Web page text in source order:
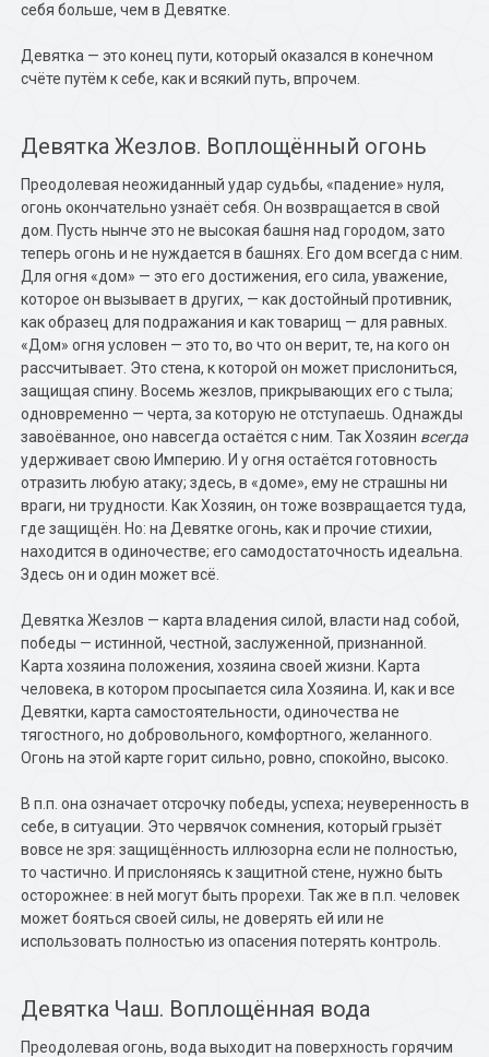
себя больше, чем в Девятке.
Девятка — это конец пути, который оказался в конечном
счёте путём к себе, как и всякий путь, впрочем.
Девятка Жезлов. Воплощённый огонь
Преодолевая неожиданный удар судьбы, «падение» нуля,
огонь окончательно узнаёт себя. Он возвращается в свой
дом. Пусть нынче это не высокая башня над городом, зато
теперь огонь и не нуждается в башнях. Его дом всегда с ним.
Для огня «дом» — это его достижения, его сила, уважение,
которое он вызывает в других, — как достойный противник,
как образец для подражания и как товарищ — для равных.
«Дом» огня условен — это то, во что он верит, те, на кого он
рассчитывает. Это стена, к которой он может прислониться,
защищая спину. Восемь жезлов, прикрывающих его с тыла;
одновременно — черта, за которую не отступаешь. Однажды
завоёванное, оно навсегда остаётся с ним. Так Хозяин всегда
удерживает свою Империю. И у огня остаётся готовность
отразить любую атаку; здесь, в «доме», ему не страшны ни
враги, ни трудности. Как Хозяин, он тоже возвращается туда,
где защищён. Но: на Девятке огонь, как и прочие стихии,
находится в одиночестве; его самодостаточность идеальна.
Здесь он и один может всё.
Девятка Жезлов — карта владения силой, власти над собой,
победы — истинной, честной, заслуженной, признанной.
Карта хозяина положения, хозяина своей жизни. Карта
человека, в котором просыпается сила Хозяина. И, как и все
Девятки, карта самостоятельности, одиночества не
тягостного, но добровольного, комфортного, желанного.
Огонь на этой карте горит сильно, ровно, спокойно, высоко.
В п.п. она означает отсрочку победы, успеха; неуверенность в
себе, в ситуации. Это червячок сомнения, который грызёт
вовсе не зря: защищённость иллюзорна если не полностью,
то частично. И прислоняясь к защитной стене, нужно быть
осторожнее: в ней могут быть прорехи. Так же в п.п. человек
может бояться своей силы, не доверять ей или не
использовать полностью из опасения потерять контроль.
Девятка Чаш. Воплощённая вода
Преодолевая огонь, вода выходит на поверхность горячим